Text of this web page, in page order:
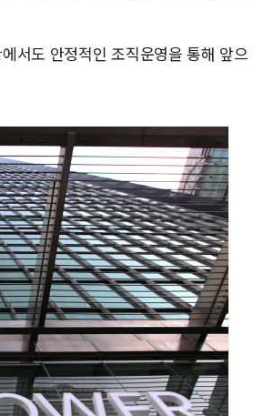
서도 안정적인 조직운영을 통해 앞으